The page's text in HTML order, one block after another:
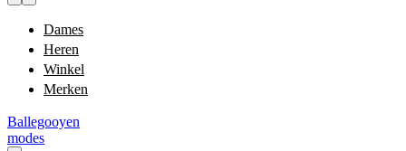
Dames
Heren
Winkel
Merken
Ballegooyen
modes